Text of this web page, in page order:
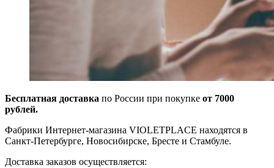
Бесплатная доставка по России при покупке от 7000
рублей.
Фабрики Интернет-магазина VIOLETPLACE находятся в
Санкт-Петербурге, Новосибирске, Бресте и Стамбуле.
Доставка заказов осуществляется: